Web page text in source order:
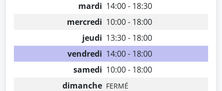
mardi 14:00 - 18:30
mercredi 10:00 - 18:00
jeudi 13:30 - 18:00
vendredi 14:00 - 18:00
samedi 10:00 - 18:00
dimanche FERMÉ